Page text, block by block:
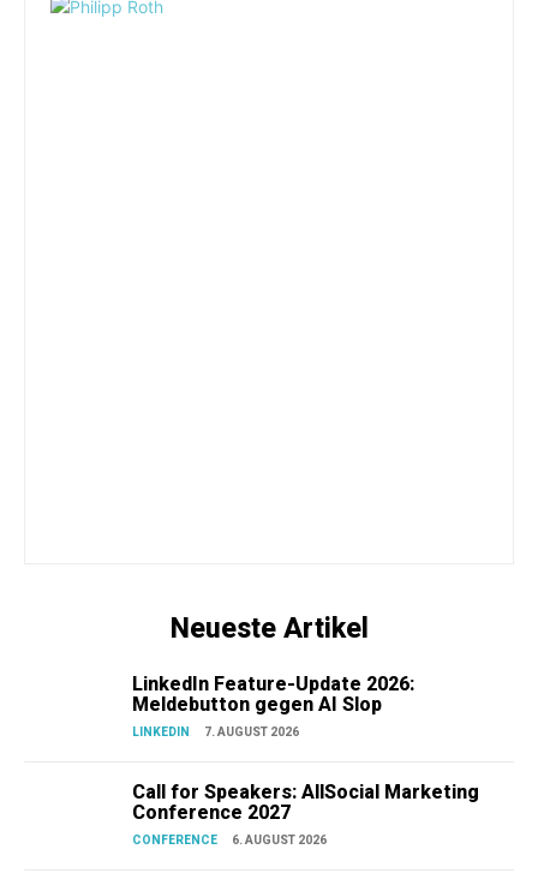
Neueste Artikel
LinkedIn Feature-Update 2026:
Meldebutton gegen AI Slop
LINKEDIN 7. AUGUST 2026
Call for Speakers: AllSocial Marketing
Conference 2027
CONFERENCE 6. AUGUST 2026